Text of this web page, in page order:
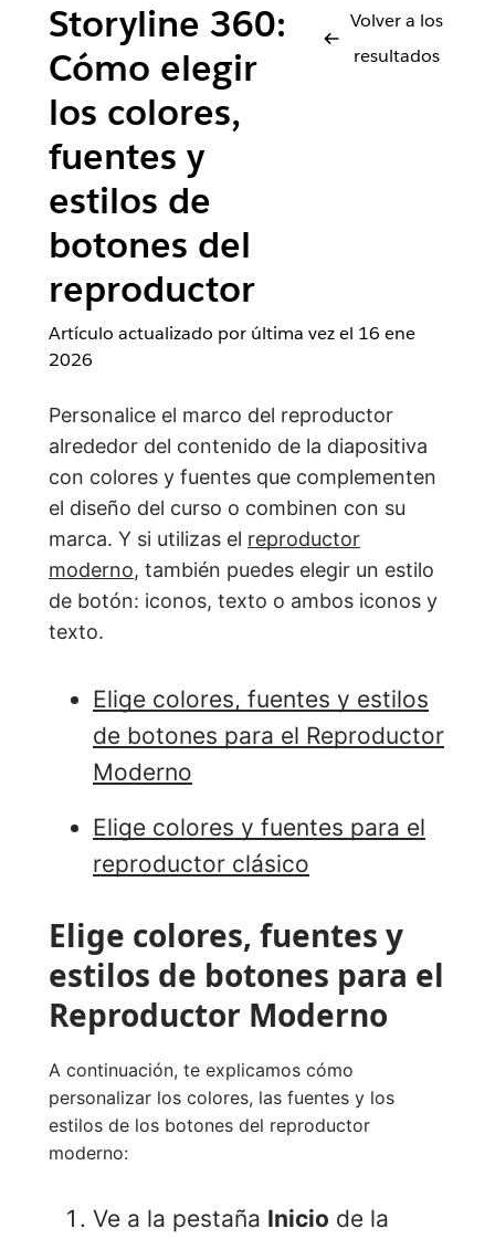
Storyline 360:
Cómo elegir
los colores,
fuentes y
estilos de
botones del
reproductor
Volver a los
resultados
Artículo actualizado por última vez el 16 ene
2026
Personalice el marco del reproductor
alrededor del contenido de la diapositiva
con colores y fuentes que complementen
el diseño del curso o combinen con su
marca. Y si utilizas el reproductor
moderno, también puedes elegir un estilo
de botón: iconos, texto o ambos iconos y
texto.
Elige colores, fuentes y estilos
de botones para el Reproductor
Moderno
Elige colores y fuentes para el
reproductor clásico
Elige colores, fuentes y
estilos de botones para el
Reproductor Moderno
A continuación, te explicamos cómo
personalizar los colores, las fuentes y los
estilos de los botones del reproductor
moderno:
Ve a la pestaña Inicio de la